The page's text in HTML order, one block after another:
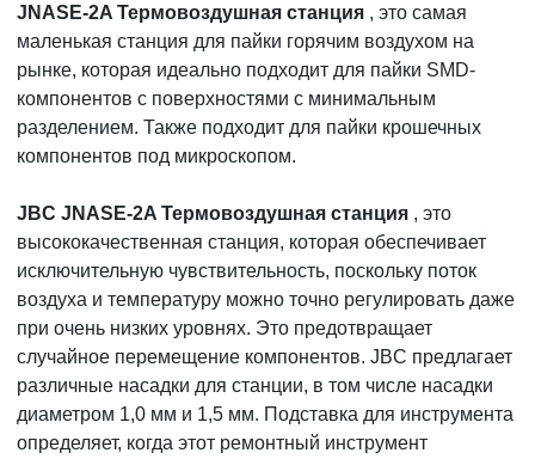
JNASE-2A Термовоздушная станция , это самая
маленькая станция для пайки горячим воздухом на
рынке, которая идеально подходит для пайки SMD-
компонентов с поверхностями с минимальным
разделением. Также подходит для пайки крошечных
компонентов под микроскопом.
JBC JNASE-2A Термовоздушная станция , это
высококачественная станция, которая обеспечивает
исключительную чувствительность, поскольку поток
воздуха и температуру можно точно регулировать даже
при очень низких уровнях. Это предотвращает
случайное перемещение компонентов. JBC предлагает
различные насадки для станции, в том числе насадки
диаметром 1,0 мм и 1,5 мм. Подставка для инструмента
определяет, когда этот ремонтный инструмент